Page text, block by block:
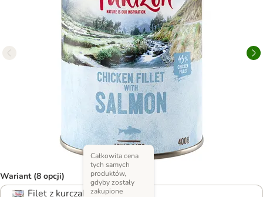
Wariant (8 opcji)
Filet z kurczaka z łososiem
Całkowita cena
tych samych
produktów,
gdyby zostały
zakupione